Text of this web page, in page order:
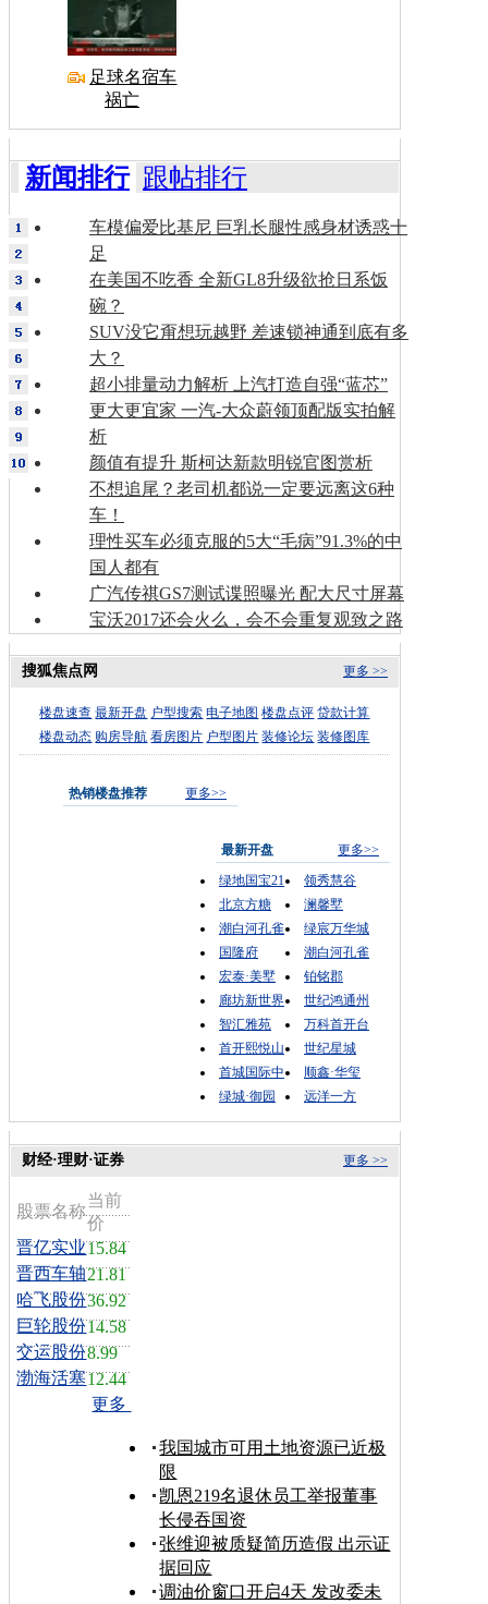
足球名宿车
祸亡
新闻排行 跟帖排行
车模偏爱比基尼 巨乳长腿性感身材诱惑十
足
在美国不吃香 全新GL8升级欲抢日系饭
碗？
SUV没它甭想玩越野 差速锁神通到底有多
大？
超小排量动力解析 上汽打造自强“蓝芯”
更大更宜家 一汽-大众蔚领顶配版实拍解
析
颜值有提升 斯柯达新款明锐官图赏析
不想追尾？老司机都说一定要远离这6种
车！
理性买车必须克服的5大“毛病”91.3%的中
国人都有
广汽传祺GS7测试谍照曝光 配大尺寸屏幕
宝沃2017还会火么，会不会重复观致之路
更多 >>
搜狐焦点网
楼盘速查 最新开盘 户型搜索 电子地图 楼盘点评 贷款计算
楼盘动态 购房导航 看房图片 户型图片 装修论坛 装修图库
热销楼盘推荐 更多>>
最新开盘
更多>>
绿地国宝21
领秀慧谷
北京方糖
澜馨墅
潮白河孔雀
绿宸万华城
国隆府
潮白河孔雀
宏泰·美墅
铂铭郡
廊坊新世界
世纪鸿通州
智汇雅苑
万科首开台
首开熙悦山
世纪星城
首城国际中
顺鑫·华玺
绿城·御园
远洋一方
更多 >>
财经·理财·证券
股票名称
当前
价
晋亿实业15.84
晋西车轴21.81
哈飞股份36.92
巨轮股份14.58
交运股份8.99
渤海活塞12.44
更多
我国城市可用土地资源已近极
限
凯恩219名退休员工举报董事
长侵吞国资
张维迎被质疑简历造假 出示证
据回应
调油价窗口开启4天 发改委未